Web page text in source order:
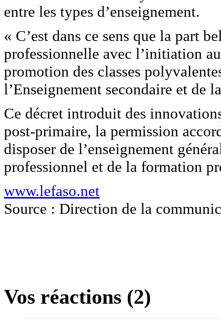
entre les types d’enseignement.
« C’est dans ce sens que la part
professionnelle avec l’initiation
promotion des classes
l’Enseignement secondaire et de
Ce décret introduit des
post-primaire, la permission
disposer de l’enseignement
professionnel et de la formation
www.lefaso.net
Source : Direction de la
Vos réactions (2)